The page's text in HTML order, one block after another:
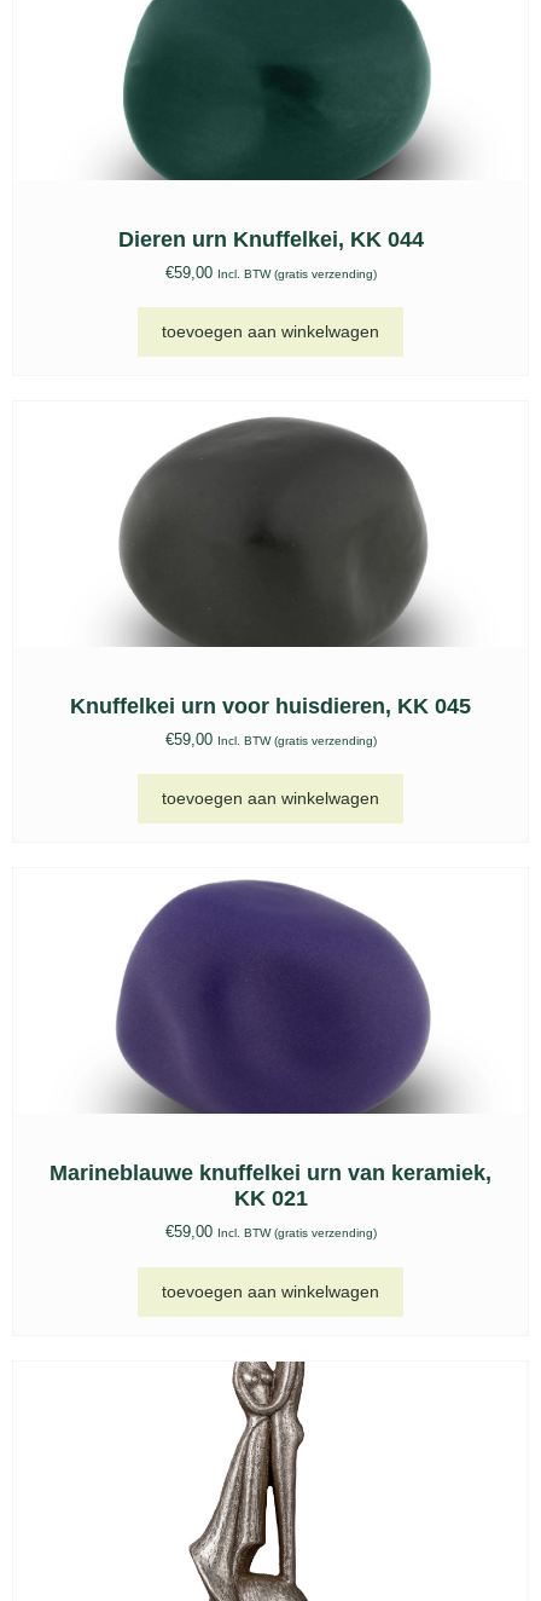
Dieren urn Knuffelkei, KK 044
€59,00 Incl. BTW (gratis verzending)
toevoegen aan winkelwagen
Knuffelkei urn voor huisdieren, KK 045
€59,00 Incl. BTW (gratis verzending)
toevoegen aan winkelwagen
Marineblauwe knuffelkei urn van keramiek,
KK 021
€59,00 Incl. BTW (gratis verzending)
toevoegen aan winkelwagen